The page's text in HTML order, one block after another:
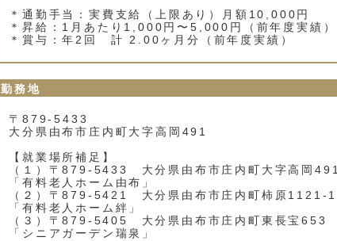
＊通勤手当：実費支給（上限あり）月額10,000円
＊昇給：1月あたり1,000円〜5,000円（前年度実績）
＊賞与：年2回 計 2.00ヶ月分（前年度実績）
勤務地
〒879-5433
大分県由布市庄内町大字高岡491
【就業場所補足】
（１）〒879-5433 大分県由布市庄内町大字高岡491
「有料老人ホーム由布」
（２）〒879-5421 大分県由布市庄内町柿原1121‐1
「有料老人ホーム絆」
（３）〒879-5405 大分県由布市庄内町東長宝653
「シニアガーデン瑞泉」